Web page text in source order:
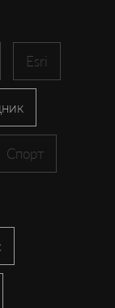
Esri
Спорт